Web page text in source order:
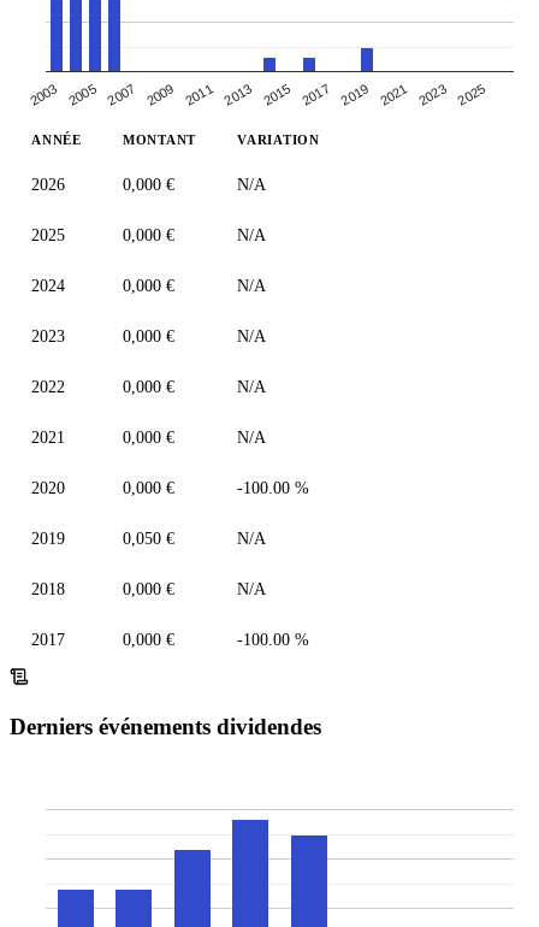
2003 2005 2007 2009 2011 2013 2015 2017 2019 2021 2023 2025
ANNÉE MONTANT VARIATION
2026 0,000 € N/A
2025 0,000 € N/A
2024 0,000 € N/A
2023 0,000 € N/A
2022 0,000 € N/A
2021 0,000 € N/A
2020 0,000 € -100.00 %
2019 0,050 € N/A
2018 0,000 € N/A
2017 0,000 € -100.00 %
Derniers événements dividendes